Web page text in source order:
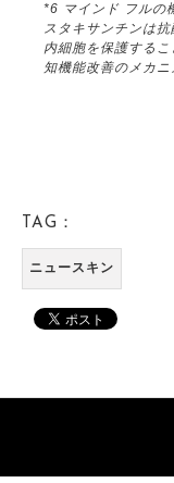
*6 マインド フルの
スタキサンチンは
内細胞を保護する
知機能改善のメカ
TAG：
ニュースキン